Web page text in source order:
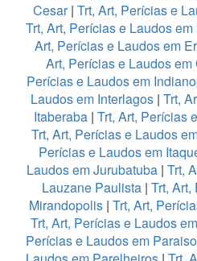
Cesar| Trt, Art, Perícias e
Trt, Art, Perícias e Laudos
Art, Perícias e Laudos em
Art, Perícias e Laudos
Perícias e Laudos em
Laudos em Interlagos| Trt,
Itaberaba| Trt, Art, Perícias
Trt, Art, Perícias e Laudos
Perícias e Laudos em
Laudos em Jurubatuba| Trt,
Lauzane Paulista | Trt,
Mirandopolis| Trt, Art,
Trt, Art, Perícias e Laudos
Perícias e Laudos em